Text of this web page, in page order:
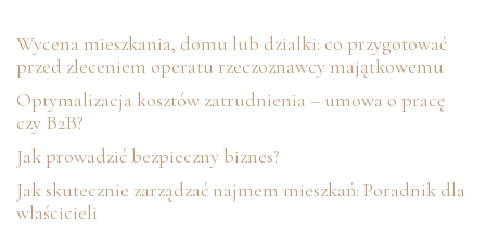
Wycena mieszkania, domu lub działki: co przygotować
przed zleceniem operatu rzeczoznawcy majątkowemu
Optymalizacja kosztów zatrudnienia – umowa o pracę
czy B2B?
Jak prowadzić bezpieczny biznes?
Jak skutecznie zarządzać najmem mieszkań: Poradnik dla
właścicieli